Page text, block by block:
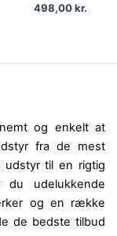
498,00kr.
og enkelt at
fra de mest
til en rigtig
du udelukkende
og en række
de bedste tilbud